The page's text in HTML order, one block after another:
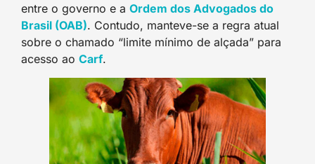
entre o governo e a Ordem dos Advogados do
Brasil (OAB). Contudo, manteve-se a regra atual
sobre o chamado “limite mínimo de alçada” para
acesso ao Carf.